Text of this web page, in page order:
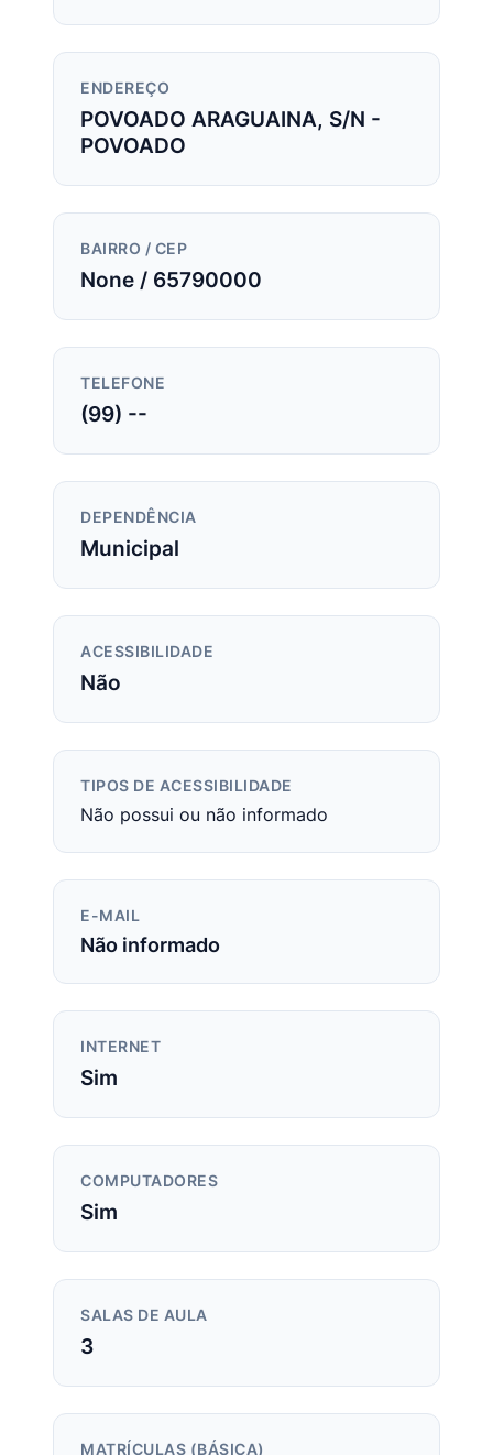
ENDEREÇO
POVOADO ARAGUAINA, S/N -
POVOADO
BAIRRO / CEP
None / 65790000
TELEFONE
(99) --
DEPENDÊNCIA
Municipal
ACESSIBILIDADE
Não
TIPOS DE ACESSIBILIDADE
Não possui ou não informado
E-MAIL
Não informado
INTERNET
Sim
COMPUTADORES
Sim
SALAS DE AULA
3
MATRÍCULAS (BÁSICA)